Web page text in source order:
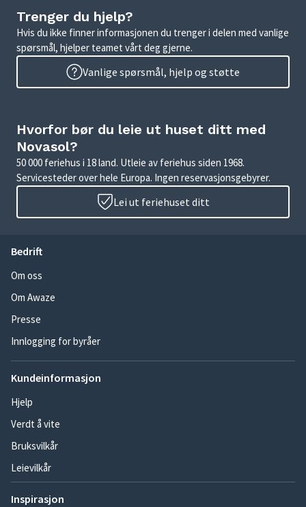
Trenger du hjelp?
Hvis du ikke finner informasjonen du trenger i delen med vanlige
spørsmål, hjelper teamet vårt deg gjerne.
Vanlige spørsmål, hjelp og støtte
Hvorfor bør du leie ut huset ditt med
Novasol?
50 000 feriehus i 18 land. Utleie av feriehus siden 1968.
Servicesteder over hele Europa. Ingen reservasjonsgebyrer.
Lei ut feriehuset ditt
Bedrift
Om oss
Om Awaze
Presse
Innlogging for byråer
Kundeinformasjon
Hjelp
Verdt å vite
Bruksvilkår
Leievilkår
Inspirasjon